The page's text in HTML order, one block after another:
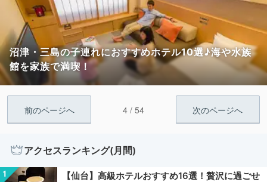
沼津・三島の子連れにおすすめホテル10選♪海や水族
館を家族で満喫！
前のページへ 4 / 54 次のページへ
アクセスランキング(月間)
【仙台】高級ホテルおすすめ16選！贅沢に過ごせ